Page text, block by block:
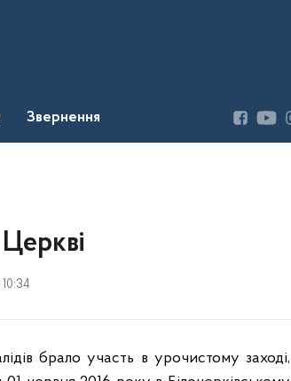
Звернення
брало участь в урочистому заході,